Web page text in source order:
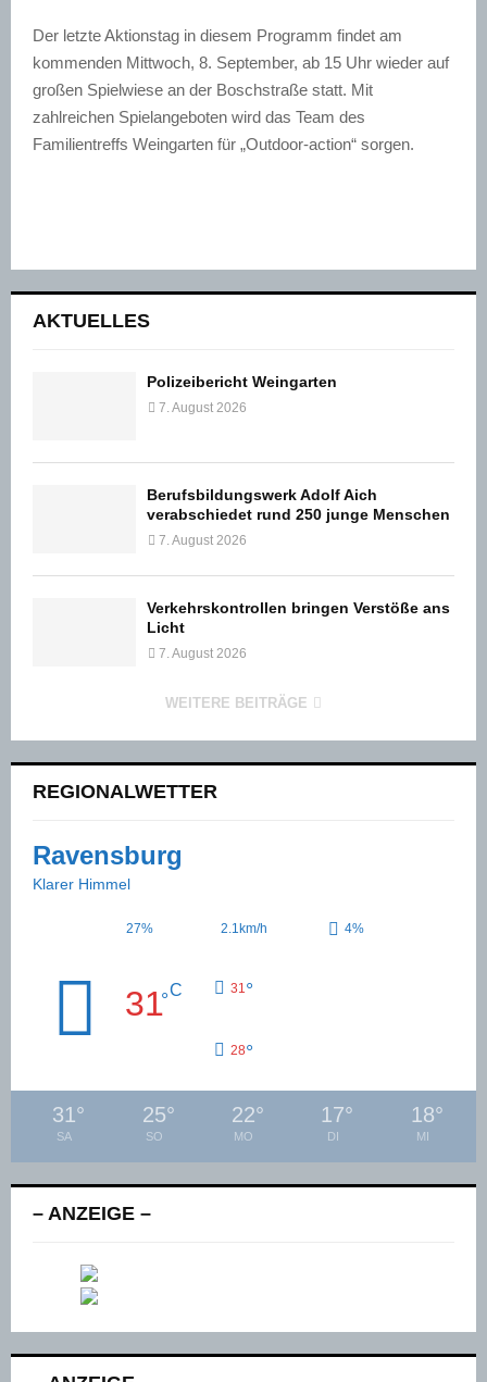
Der letzte Aktionstag in diesem Programm findet am
kommenden Mittwoch, 8. September, ab 15 Uhr wieder auf
großen Spielwiese an der Boschstraße statt. Mit
zahlreichen Spielangeboten wird das Team des
Familientreffs Weingarten für „Outdoor-action“ sorgen.
AKTUELLES
Polizeibericht Weingarten
7. August 2026
Berufsbildungswerk Adolf Aich
verabschiedet rund 250 junge Menschen
7. August 2026
Verkehrskontrollen bringen Verstöße ans
Licht
7. August 2026
WEITERE BEITRÄGE
REGIONALWETTER
Ravensburg
Klarer Himmel
27% 2.1km/h 4%
31°C 31°
28°
31°
SA
25°
SO
22°
MO
17°
DI
18°
MI
– ANZEIGE –